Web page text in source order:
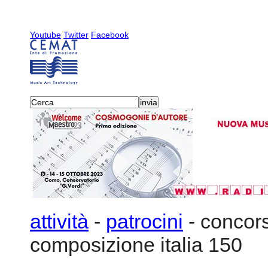
Youtube Twitter Facebook
attività - patrocini -
composizione italia 150